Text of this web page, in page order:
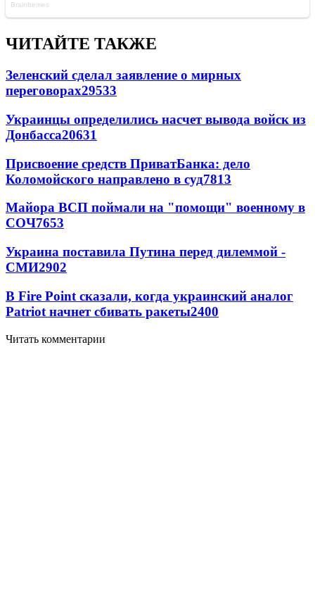
ЧИТАЙТЕ ТАКЖЕ
Зеленский сделал заявление о мирных
переговорах29533
Украинцы определились насчет вывода войск из
Донбасса20631
Присвоение средств ПриватБанка: дело
Коломойского направлено в суд7813
Майора ВСП поймали на "помощи" военному в
СОЧ7653
Украина поставила Путина перед дилеммой -
СМИ2902
В Fire Point сказали, когда украинский аналог
Patriot начнет сбивать ракеты2400
Читать комментарии